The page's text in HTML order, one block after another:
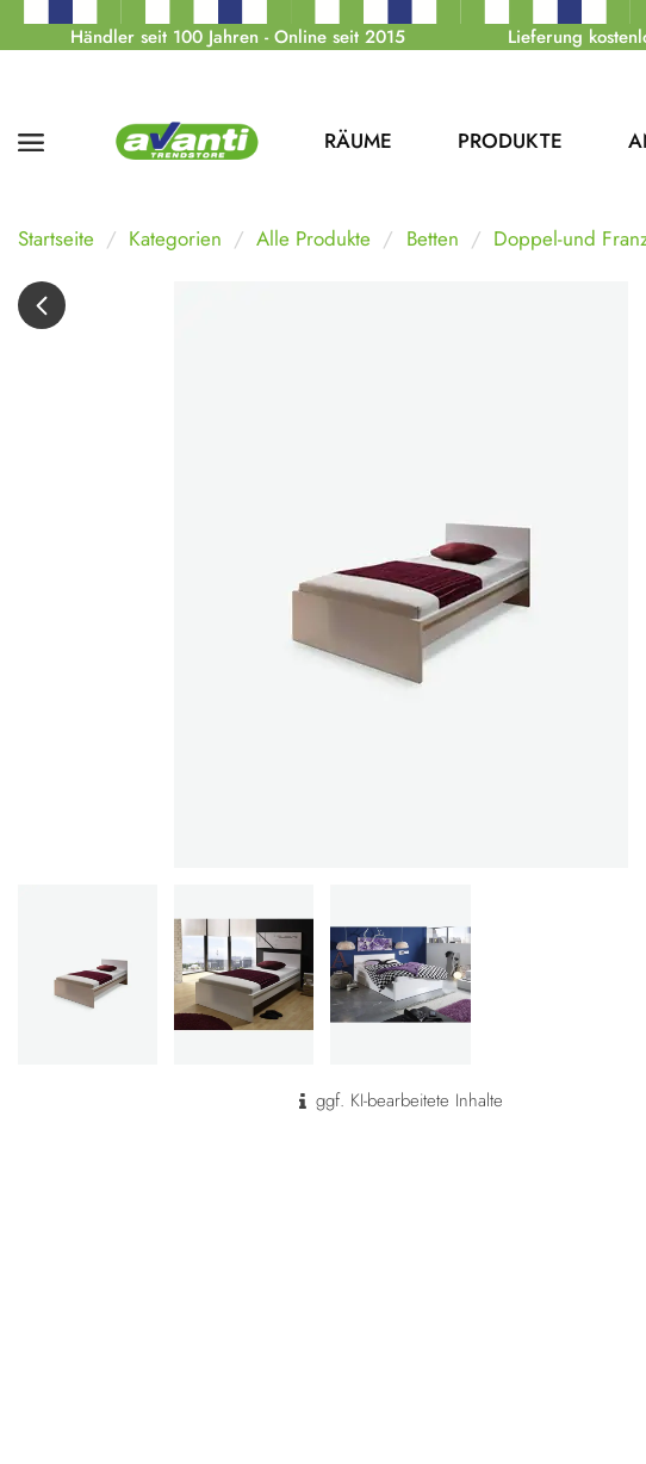
Händler seit 100 Jahren - Online seit 2015 Lieferung
RÄUME PRODUKTE
Startseite Kategorien Alle Produkte Betten Doppel-und
ggf. KI-bearbeitete Inhalte